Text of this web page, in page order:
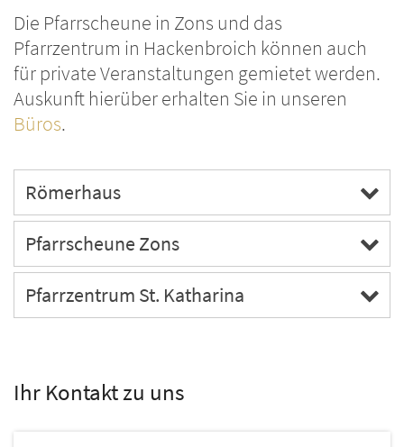
Die Pfarrscheune in Zons und das
Pfarrzentrum in Hackenbroich können auch
für private Veranstaltungen gemietet werden.
Auskunft hierüber erhalten Sie in unseren
Büros.
Römerhaus
Pfarrscheune Zons
Pfarrzentrum St. Katharina
Ihr Kontakt zu uns